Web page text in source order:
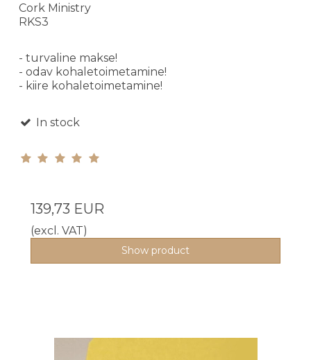
Cork Ministry
RKS3
- turvaline makse!
- odav kohaletoimetamine!
- kiire kohaletoimetamine!
In stock
139,73 EUR
(excl. VAT)
Show product